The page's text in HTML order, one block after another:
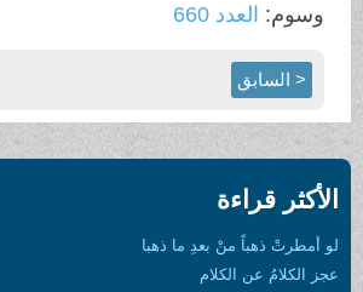
وسوم:العدد 660
< السابق
الأكثر قراءة
لو أمطرتْ ذهباً منْ بعدِ ما ذهبا
عجز الكلامُ عن الكلام